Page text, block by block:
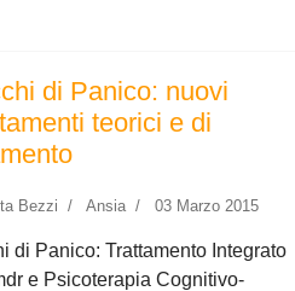
di Panico: nuovi
teorici e di
Bezzi Ansia 03 Marzo 2015
di Panico: Trattamento Integrato
e Psicoterapia Cognitivo-